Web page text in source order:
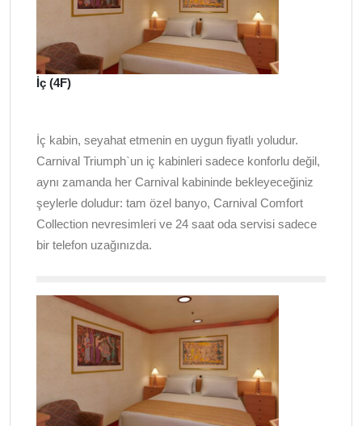
İç (4F)
İç kabin, seyahat etmenin en uygun fiyatlı yoludur.
Carnival Triumph`un iç kabinleri sadece konforlu değil,
aynı zamanda her Carnival kabininde bekleyeceğiniz
şeylerle doludur: tam özel banyo, Carnival Comfort
Collection nevresimleri ve 24 saat oda servisi sadece
bir telefon uzağınızda.